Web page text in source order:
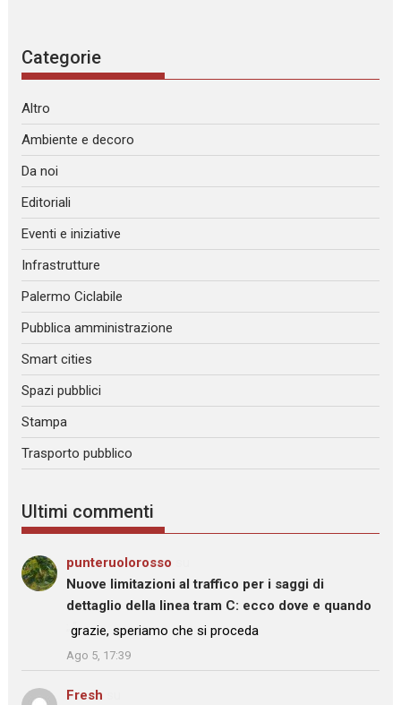
Categorie
Altro
Ambiente e decoro
Da noi
Editoriali
Eventi e iniziative
Infrastrutture
Palermo Ciclabile
Pubblica amministrazione
Smart cities
Spazi pubblici
Stampa
Trasporto pubblico
Ultimi commenti
punteruolorosso
Nuove limitazioni al traffico per i saggi di
dettaglio della linea tram C: ecco dove e quando
: “
grazie, speriamo che si proceda
”
Ago 5, 17:39
Fresh